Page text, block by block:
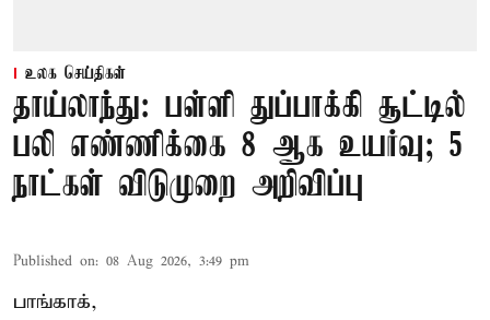
உலக செய்திகள்
தாய்லாந்து: பள்ளி துப்பாக்கி சூட்டில்
பலி எண்ணிக்கை 8 ஆக உயர்வு; 5
நாட்கள் விடுமுறை அறிவிப்பு
Published on: 08 Aug 2026, 3:49 pm
பாங்காக்,